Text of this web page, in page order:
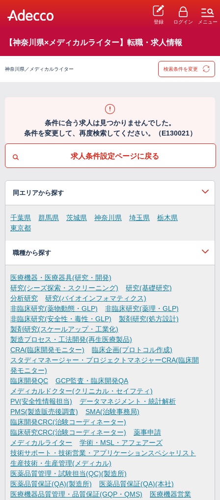
登録 ログイン メニュー
【神奈川県×メディカルライター】転職・求人情報
神奈川県／メディカルライター 検索条件を変更
条件に合う求人は見つかりませんでした。
条件を変更して、再度検索してください。（E130021）
求人条件設定ページに戻る
同エリアから探す
千葉県 群馬県 茨城県 神奈川県 埼玉県
栃木県
東京都
職種から探す
医療機器・医療器具(研究・開発)
研究(シーズ探索・スクリーニング)
研究(基礎研究)
分析研究
研究(バイオインフォマティクス)
非臨床研究(薬物動態・GLP)
非臨床研究(薬理・GLP)
非臨床研究(安全性・毒性・GLP)
製剤研究(処方設計)
製剤研究(スケールアップ・工業化)
製造プロセス・工法開発(再生医療製品)
CRA(臨床開発モニター)
臨床企画(プロトコル作成)
スタディマネージャー・プロジェクトマネジャーCRA(臨床開
発モニター)
臨床開発QC
GCP監査・臨床開発QA
メディカルドクター(クリニカル・セイフティ)
PV(安全性情報担当)
データマネジメント・統計解析
PMS(製造販売後調査)
SMA(治験事務局)
臨床開発CRC(治験コーディネーター)
臨床研究CRC(治験コーディネーター)
薬事申請
メディカルライター
学術・MSL・アフェアーズ
技術サポート・技術営業・アプリケーションスペシャリスト
生産技術・生産管理(メディカル)
医薬品質管理・試験担当(QC)(製造所)
医薬品質保証(QA)(製造所)
医薬品質保証(QA)(本社)
医療機器品質管理・品質保証(GQP・QMS)
医療機器営業